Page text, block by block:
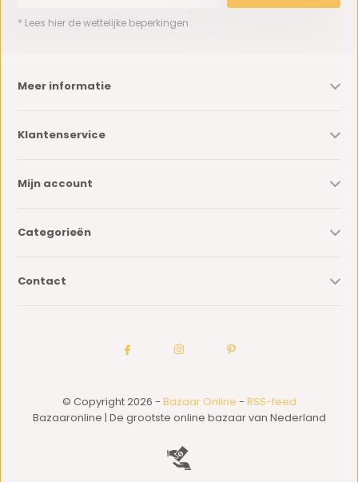
* Lees hier de wettelijke beperkingen
Meer informatie
Klantenservice
Mijn account
Categorieën
Contact
© Copyright 2026 - Bazaar Online - RSS-feed
Bazaaronline | De grootste online bazaar van Nederland